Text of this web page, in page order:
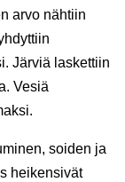
arvo nähtiin
Järviä laskettiin
Vesiä
soiden ja
heikensivät